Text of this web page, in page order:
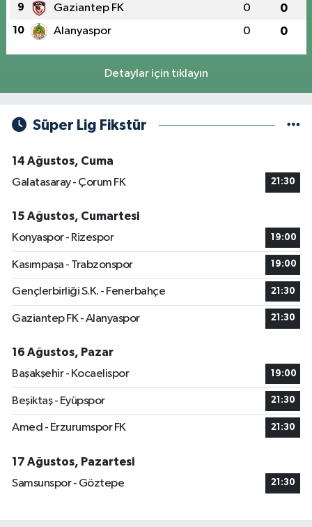
9 Gaziantep FK 0 0
10 Alanyaspor 0 0
Detaylar için tıklayın
Süper Lig Fikstür
14 Ağustos, Cuma
Galatasaray - Çorum FK
21:30
15 Ağustos, Cumartesi
Konyaspor - Rizespor
19:00
Kasımpaşa - Trabzonspor 19:00
Gençlerbirliği S.K. - Fenerbahçe 21:30
Gaziantep FK - Alanyaspor 21:30
16 Ağustos, Pazar
Başakşehir - Kocaelispor
19:00
Beşiktaş - Eyüpspor 21:30
Amed - Erzurumspor FK 21:30
17 Ağustos, Pazartesi
Samsunspor - Göztepe
21:30